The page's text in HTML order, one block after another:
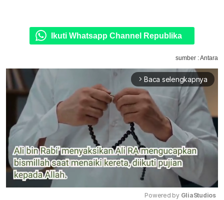
Ikuti Whatsapp Channel Republika
sumber : Antara
arrow_forward_ios Baca selengkapnya
Powered by GliaStudios